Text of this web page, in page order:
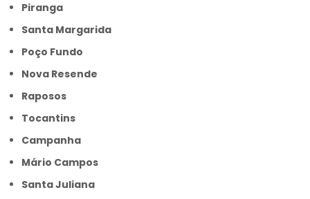
Piranga
Santa Margarida
Poço Fundo
Nova Resende
Raposos
Tocantins
Campanha
Mário Campos
Santa Juliana